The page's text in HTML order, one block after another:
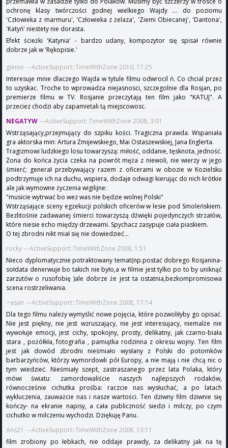
ochronę klasy twórczości godnej wielkiego Wajdy ... do poziomu
'Człowieka z marmuru', 'Człowieka z żelaza', 'Ziemi Obiecanej', 'Dantona',
'Katyń' niestety nie dorasta.
Efekt ścieżki 'Katynia' - bardzo udany, kompozytor się spisał równie
dobrze jak w 'Rękopisie.'
gienio ---ActiveSupport::TimeWithZone 2010, 17:25
Interesuje mnie dlaczego Wajda w tytule filmu odwrocil ń. Co chcial przez
to uzyskac. Troche to wprowadza niejasnosci, szczegolnie dla Rosjan, po
premierze filmu w TV. Rosjanie przeczytają ten film jako "KATUJ". A
przeciez chodzi aby zapamietali tą miejscowosc.
NEGATYW---ActiveSupport::TimeWithZone 2008, 3:01
Wstrząsający,przejmujący do szpiku kości. Tragiczna prawda. Wspaniała
gra aktorska min: Artura Żmijewskiego, Mai Ostaszewskiej, Jana Englerta.
Tragizmowi ludzkiego losu towarzyszą: miłość, oddanie, tęsknota, jedność.
Żona do końca życia czeka na powrót męża z niewoli, nie wierzy w jego
śmierć; generał przebywający razem z oficerami w obozie w Kozielsku
podtrzymuje ich na duchu, wspiera, dodaje odwagi kierując do nich krótkie
ale jak wymowne życzenia wigilijne:
"musicie wytrwać bo wez was nie będzie wolnej Polski"
Wstrząsające sceny egzekucji polskich oficerów w lesie pod Smoleńskiem.
Bezlitośnie zadawanej śmierci towarzyszą dźwięki pojedynczych strzałów,
które niesie echo między drzewami. Spychacz zasypuje ciała piaskiem.
O tej zbrodni nikt miał się nie dowiedzieć...
rocky ---ActiveSupport::TimeWithZone 2008, 1:51
Nieco dyplomatycznie potraktowany temat(np.postać dobrego Rosjanina-
sołdata denerwuje bo takich nie było,a w filmie jest tylko po to by uniknąć
zarzutów o rusofobię )ale dobrze że jest ta ostatnia,bezkompromisowa
scena rostrzeliwania.
~asan ---ActiveSupport::TimeWithZone 2008, 17:14
Dla tego filmu należy wymyślić nowe pojęcia, które pozwoliłyby go opisać.
Nie jest piękny, nie jest wzruszający, nie jest interesujacy, niemalże nie
wywołuje emocji, jest cichy, spokojny, prosty, delikatny, jak czarno-biała
stara , pożółkła, fotografia , pamiątka rodzinna z okresu wojny. Ten film
jest jak dowód zbrodni nieśmiało wysłany z Polski do potomków
barbarzyńców, którzy wymordowli pół Europy, a nie mają i nie chcą nic o
tym wiedzieć. Nieśmiały szept, zastraszanego przez lata Polaka, który
mówi światu: zamordowaliście naszych najlepszych rodaków,
równocześnie cichutka prośba: raczcie nas wysłuchać, a po latach
wykluczenia, zauważcie nas i nasze wartości. Ten dziwny film dziwnie się
kończy- na ekranie napisy, a cała publiczność siedzi i milczy, po czym
cichutko w milczeniu wychodzi. Dziękuję Panu.
Ans21 ---ActiveSupport::TimeWithZone 2008, 13:11
film zrobiony po łebkach, nie oddaje prawdy, za delikatny jak na tę